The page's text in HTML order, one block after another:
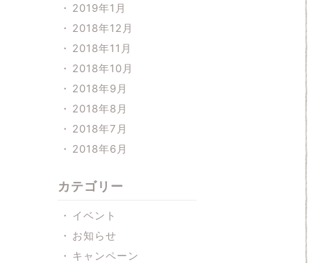
2019年1月
2018年12月
2018年11月
2018年10月
2018年9月
2018年8月
2018年7月
2018年6月
カテゴリー
イベント
お知らせ
キャンペーン